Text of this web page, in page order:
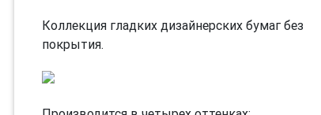
Коллекция гладких дизайнерских бумаг без
покрытия.